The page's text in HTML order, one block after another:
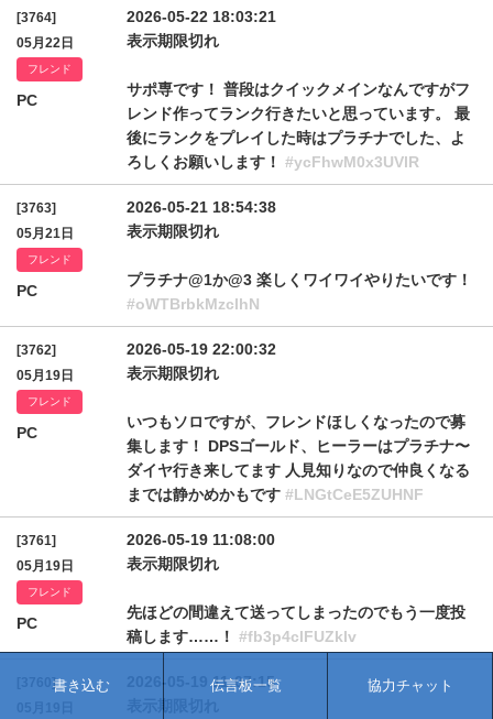
[3764]
05月22日
フレンド
PC
2026-05-22 18:03:21
表示期限切れ
サポ専です！ 普段はクイックメインなんですがフ
レンド作ってランク行きたいと思っています。 最
後にランクをプレイした時はプラチナでした、よ
ろしくお願いします！ #ycFhwM0x3UVlR
[3763]
05月21日
フレンド
PC
2026-05-21 18:54:38
表示期限切れ
プラチナ@1か@3 楽しくワイワイやりたいです！
#oWTBrbkMzclhN
[3762]
05月19日
フレンド
PC
2026-05-19 22:00:32
表示期限切れ
いつもソロですが、フレンドほしくなったので募
集します！ DPSゴールド、ヒーラーはプラチナ〜
ダイヤ行き来してます 人見知りなので仲良くなる
までは静かめかもです #LNGtCeE5ZUHNF
[3761]
05月19日
フレンド
PC
2026-05-19 11:08:00
表示期限切れ
先ほどの間違えて送ってしまったのでもう一度投
稿します……！ #fb3p4clFUZklv
[3760]
2026-05-19 11:07:15
書き込む 伝言板一覧 協力チャット